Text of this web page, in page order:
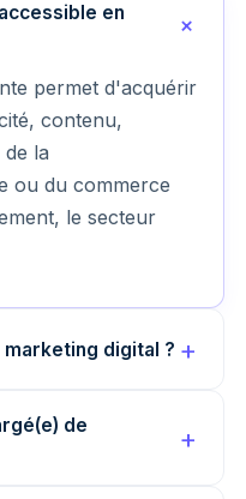
en
permet d'acquérir
contenu,
la
ou du commerce
le secteur
digital ?
de